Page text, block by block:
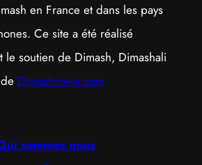
en France et dans les pays
Ce site a été réalisé
le soutien de Dimash, Dimashali
Dimashnews.com
sommes nous